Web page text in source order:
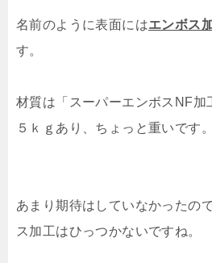
名前のように表面にはエンボス
す。
材質は「スーパーエンボスNF加
５ｋｇあり、ちょっと重いです。
あまり期待はしていなかったの
ス加工はひっつかないですね。